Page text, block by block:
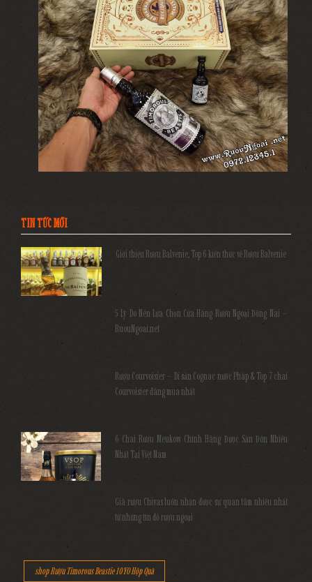
TIN TỨC MỚI
Giới thiệu Rượu Balvenie, Top 6 kiến thức về Rượu Balvenie
5 Lý Do Nên Lựa Chọn Cửa Hàng Rượu Ngoại Đồng Nai –
RuouNgoai.net
Rượu Courvoisier – Di sản Cognac nước Pháp & Top 7 chai
Courvoisier đáng mua nhất
6 Chai Rượu Meukow Chính Hãng Được Săn Đón Nhiều
Nhất Tại Việt Nam
Giá rượu Chivas luôn nhận được sự quan tâm nhiều nhất
từ những tín đồ rượu ngoại
shop Rượu Timorous Beastie 10YO Hộp Quà